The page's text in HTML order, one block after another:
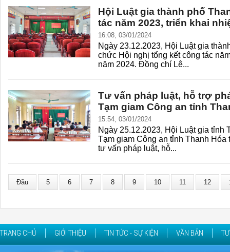
Hội Luật gia thành phố
tác năm 2023, triển khai
16:08, 03/01/2024
Ngày 23.12.2023, Hội Luật gia
chức Hội nghị tổng kết công tác
năm 2024. Đồng chí Lê...
Tư vấn pháp luật, hỗ trợ
Tạm giam Công an tỉnh
15:54, 03/01/2024
Ngày 25.12.2023, Hội Luật gia tỉnh
Tạm giam Công an tỉnh Thanh
tư vấn pháp luật, hỗ...
Đầu 5 6 7 8 9 10 11 12
TRANG CHỦ GIỚI THIỆU TIN TỨC - SỰ KIỆN VĂN BẢN